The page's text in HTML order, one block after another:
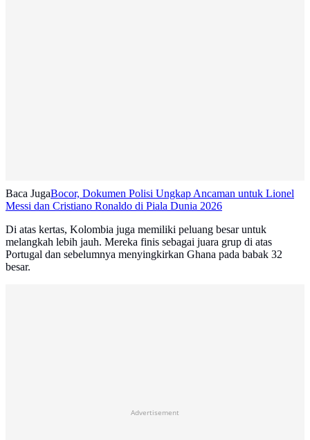
Baca JugaBocor, Dokumen Polisi Ungkap Ancaman untuk Lionel
Messi dan Cristiano Ronaldo di Piala Dunia 2026
Di atas kertas, Kolombia juga memiliki peluang besar untuk
melangkah lebih jauh. Mereka finis sebagai juara grup di atas
Portugal dan sebelumnya menyingkirkan Ghana pada babak 32
besar.
Advertisement